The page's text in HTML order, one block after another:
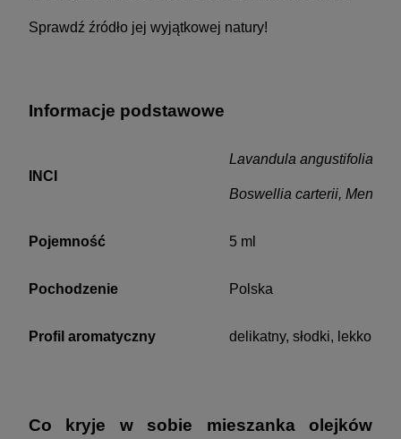
Sprawdź źródło jej wyjątkowej natury!
Informacje podstawowe
INCI
Lavandula angustifolia,
Boswellia carterii, Mentha
Pojemność 5 ml
Pochodzenie Polska
Profil aromatyczny delikatny, słodki, lekko
Co kryje w sobie mieszanka olejków